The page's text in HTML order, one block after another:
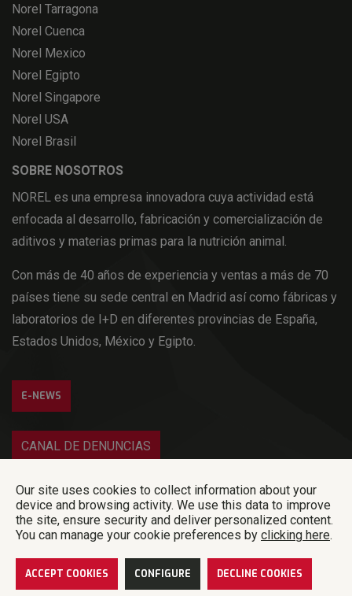
Norel Tarragona
Norel Cuenca
Norel Mexico
Norel Egipto
Norel Singapore
Norel USA
Norel Brasil
SOBRE NOSOTROS
NOREL es una empresa innovadora cuya actividad está
enfocada al desarrollo, fabricación y comercialización de
aditivos y materias primas para la nutrición animal.
Con más de 40 años de experiencia y ventas a más de 70
países tiene su sede central en Madrid así como fábricas y
laboratorios de I+D en diferentes provincias de España,
Estados Unidos, México y Egipto.
E-NEWS
CANAL DE DENUNCIAS
Iniciar sesión
Norel Animal Nutrition – © 2018 Norel S.A – All rigths reserved | Política de
privacidad|Código de ética y conducta|Plan de Igualdad Política de
calidad y seguridad alimentaria
Aviso legal y cookies |
Developed by Code
Barcelona
Our site uses cookies to collect information about your
device and browsing activity. We use this data to improve
the site, ensure security and deliver personalized content.
You can manage your cookie preferences by clicking here.
ACCEPT COOKIES CONFIGURE DECLINE COOKIES